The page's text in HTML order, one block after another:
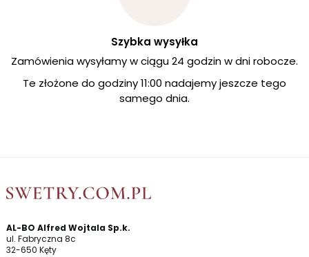
Szybka wysyłka
Zamówienia wysyłamy w ciągu 24 godzin w dni robocze.
Te złożone do godziny 11:00 nadajemy jeszcze tego
samego dnia.
AL-BO Alfred Wojtala Sp.k.
ul. Fabryczna 8c
32-650 Kęty